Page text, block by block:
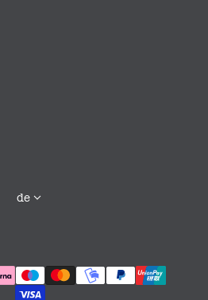
sprache
de